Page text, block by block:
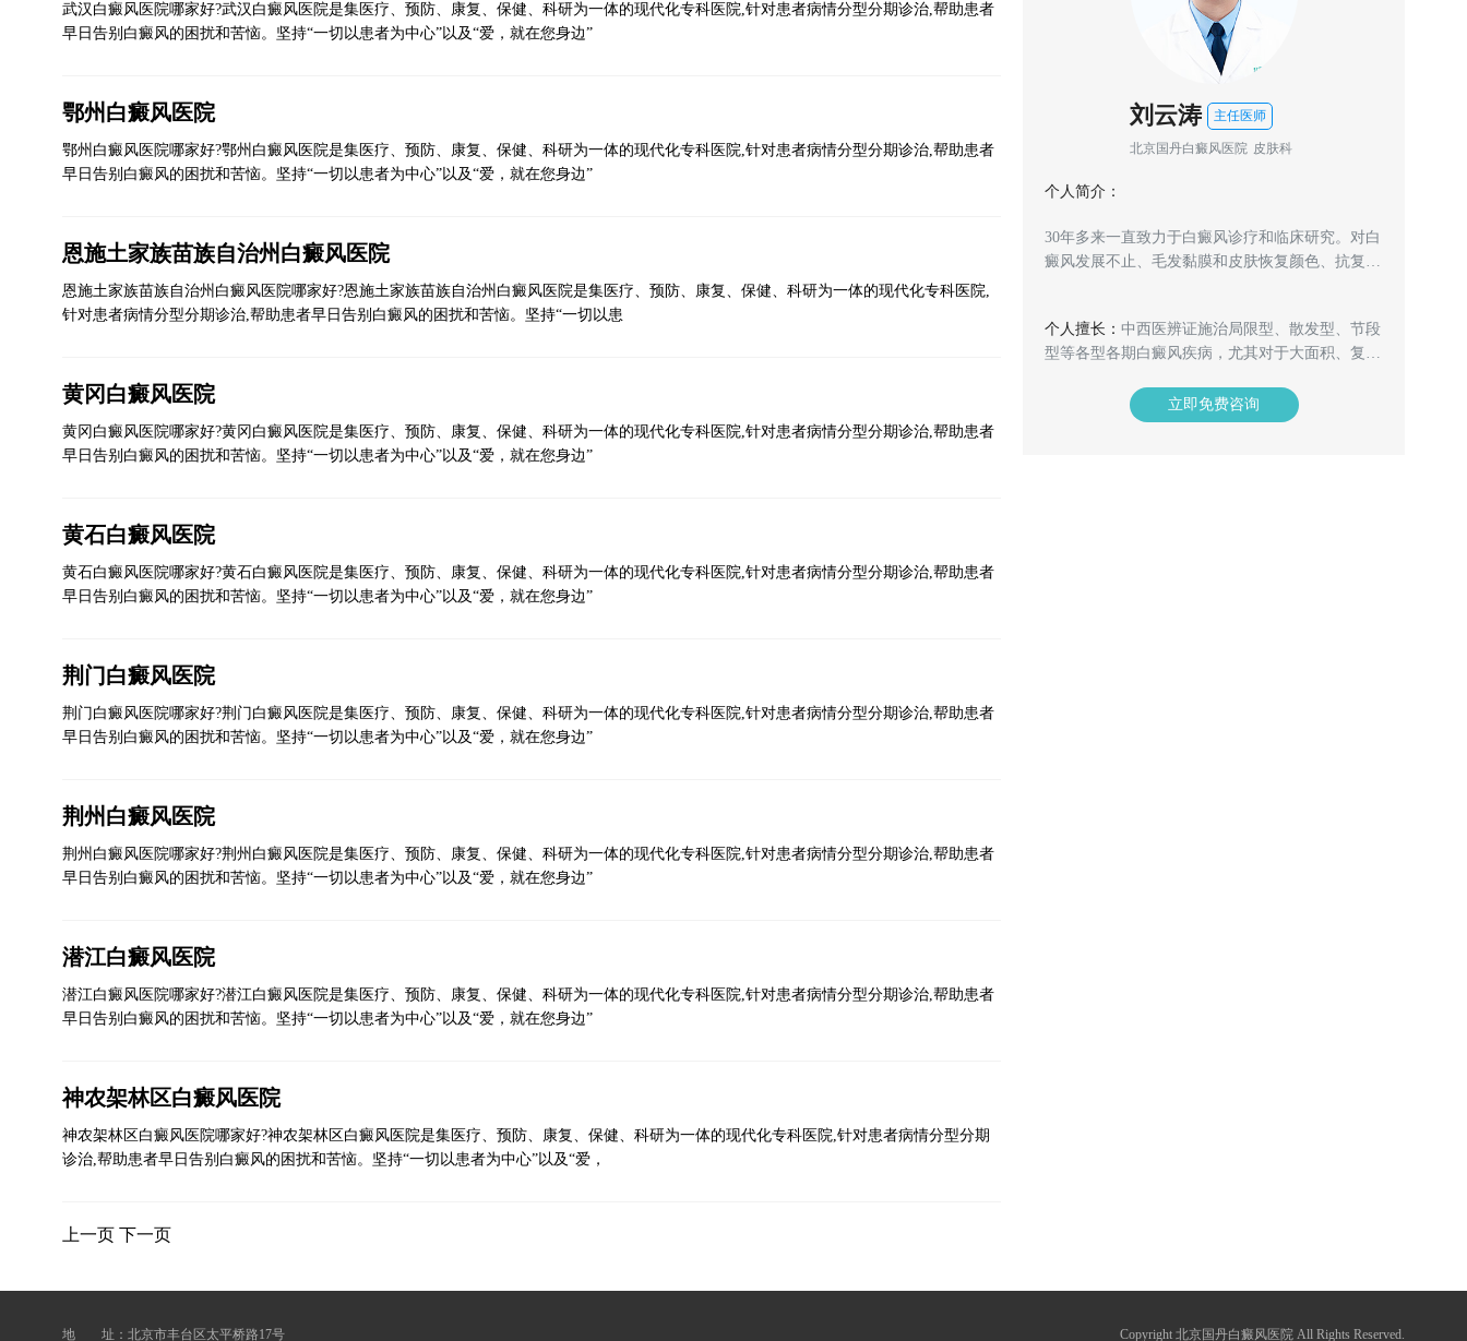
北京国丹白癜风医院 皮肤科
三等功。从事皮肤病治疗与研究多年，具有扎实的
刘云涛 主任医师
北京国丹白癜风医院 皮肤科
个人简介：
30年多来一直致力于白癜风诊疗和临床研究。对白
癜风发展不止、毛发黏膜和皮肤恢复颜色、抗复发
功能的前提下，在白癜风治疗领域深受国内外患者
及家属信赖。
个人擅长： 中西医辨证施治局限型、散发型、节段
型等各型各期白癜风疾病，尤其对于大面积、复发
立即免费咨询
武汉白癜风医院哪家好?武汉白癜风医院是集医疗、预防、康复、保健、科研为一体的现代化专科医院,针对患者病情分型分期诊治,帮助患者
早日告别白癜风的困扰和苦恼。坚持“一切以患者为中心”以及“爱，就在您身边”
鄂州白癜风医院
鄂州白癜风医院哪家好?鄂州白癜风医院是集医疗、预防、康复、保健、科研为一体的现代化专科医院,针对患者病情分型分期诊治,帮助患者
早日告别白癜风的困扰和苦恼。坚持“一切以患者为中心”以及“爱，就在您身边”
恩施土家族苗族自治州白癜风医院
恩施土家族苗族自治州白癜风医院哪家好?恩施土家族苗族自治州白癜风医院是集医疗、预防、康复、保健、科研为一体的现代化专科医院,
针对患者病情分型分期诊治,帮助患者早日告别白癜风的困扰和苦恼。坚持“一切以患
黄冈白癜风医院
黄冈白癜风医院哪家好?黄冈白癜风医院是集医疗、预防、康复、保健、科研为一体的现代化专科医院,针对患者病情分型分期诊治,帮助患者
早日告别白癜风的困扰和苦恼。坚持“一切以患者为中心”以及“爱，就在您身边”
黄石白癜风医院
黄石白癜风医院哪家好?黄石白癜风医院是集医疗、预防、康复、保健、科研为一体的现代化专科医院,针对患者病情分型分期诊治,帮助患者
早日告别白癜风的困扰和苦恼。坚持“一切以患者为中心”以及“爱，就在您身边”
荆门白癜风医院
荆门白癜风医院哪家好?荆门白癜风医院是集医疗、预防、康复、保健、科研为一体的现代化专科医院,针对患者病情分型分期诊治,帮助患者
早日告别白癜风的困扰和苦恼。坚持“一切以患者为中心”以及“爱，就在您身边”
荆州白癜风医院
荆州白癜风医院哪家好?荆州白癜风医院是集医疗、预防、康复、保健、科研为一体的现代化专科医院,针对患者病情分型分期诊治,帮助患者
早日告别白癜风的困扰和苦恼。坚持“一切以患者为中心”以及“爱，就在您身边”
潜江白癜风医院
潜江白癜风医院哪家好?潜江白癜风医院是集医疗、预防、康复、保健、科研为一体的现代化专科医院,针对患者病情分型分期诊治,帮助患者
早日告别白癜风的困扰和苦恼。坚持“一切以患者为中心”以及“爱，就在您身边”
神农架林区白癜风医院
神农架林区白癜风医院哪家好?神农架林区白癜风医院是集医疗、预防、康复、保健、科研为一体的现代化专科医院,针对患者病情分型分期
诊治,帮助患者早日告别白癜风的困扰和苦恼。坚持“一切以患者为中心”以及“爱，
上一页 下一页
地 址：北京市丰台区太平桥路17号 Copyright 北京国丹白癜风医院 All Rights Reserved.